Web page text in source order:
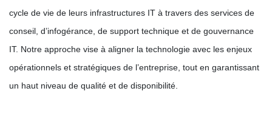
cycle de vie de leurs infrastructures IT à travers des services de
conseil, d’infogérance, de support technique et de gouvernance
IT. Notre approche vise à aligner la technologie avec les enjeux
opérationnels et stratégiques de l’entreprise, tout en garantissant
un haut niveau de qualité et de disponibilité.